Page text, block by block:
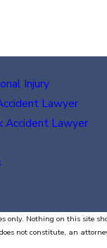
Injury
Lawyer
Accident Lawyer
only. Nothing on this site
not constitute, an